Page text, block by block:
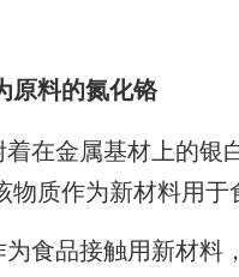
原料的氮化铬
金属基材上的银
物质作为新材料用
品接触用新材料